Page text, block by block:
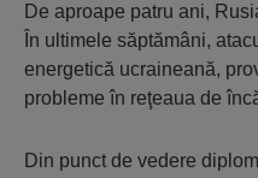
De aproape patru ani,
În ultimele săptămâni,
energetică ucraineană,
probleme în reţeaua de
Din punct de vedere